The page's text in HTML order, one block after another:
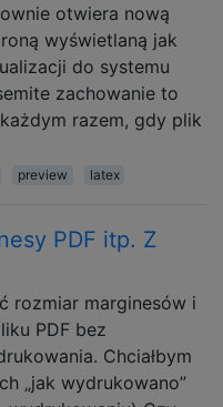
otwiera nową
wyświetlaną jak
do systemu
zachowanie to
razem, gdy plik
preview latex
PDF itp. Z
rozmiar marginesów i
PDF bez
Chciałbym
„jak wydrukowano”